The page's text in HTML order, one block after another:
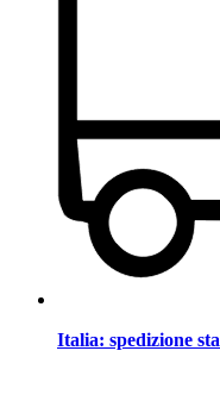
Italia: spedizione